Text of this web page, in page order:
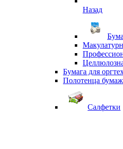
Назад
Бумага для
Полотенца
Салфетки